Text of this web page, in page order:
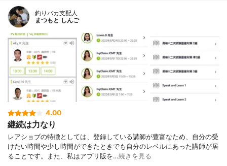
釣りバカ支配人
まつもと しんご
4.00
継続は力なり
レアショブの特徴としては、登録している講師が豊富なため、自分の受
けたい時間や少し時間ができたときでも自分のレベルにあった講師が居
ることです。また、私はアプリ版を…続きを見る